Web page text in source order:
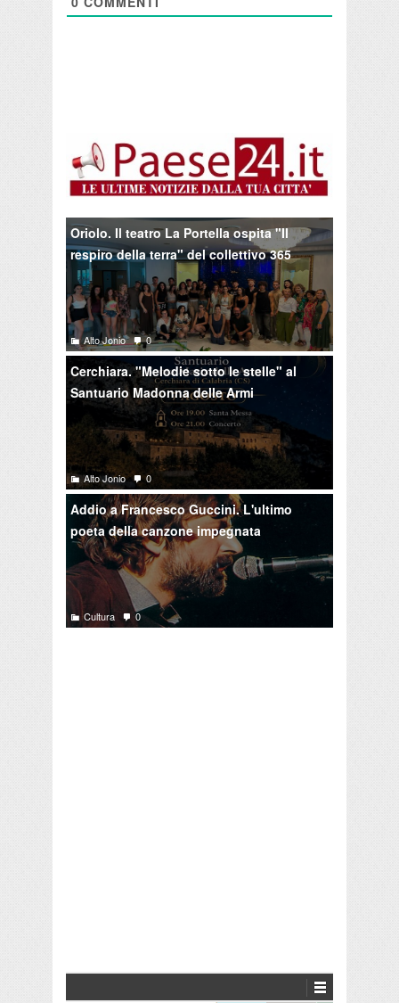
Oriolo. Il teatro La Portella ospita "Il
respiro della terra" del collettivo 365
Alto Jonio 0
Cerchiara. "Melodie sotto le stelle" al
Santuario Madonna delle Armi
Alto Jonio 0
Addio a Francesco Guccini. L'ultimo
poeta della canzone impegnata
Cultura 0